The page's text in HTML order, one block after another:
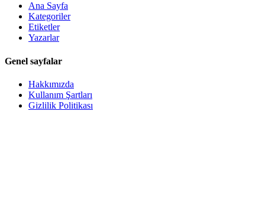
Ana Sayfa
Kategoriler
Etiketler
Yazarlar
Genel sayfalar
Hakkımızda
Kullanım Şartları
Gizlilik Politikası